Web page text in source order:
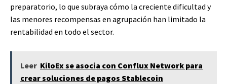
preparatorio, lo que subraya cómo la creciente dificultad y
las menores recompensas en agrupación han limitado la
rentabilidad en todo el sector.
Leer KiloEx se asocia con Conflux Network para
crear soluciones de pagos Stablecoin